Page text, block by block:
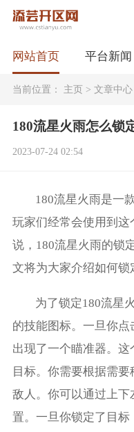
网站首页 平台新闻
当前位置： 主页> 文章中心
180流星火雨怎么锁
2023-07-24 02:54
180流星火雨是一
玩家们经常会使用到
说，180流星火雨的锁
文将为大家介绍如何锁
为了锁定180流星
的技能图标。一旦你
出现了一个瞄准器。
目标。你需要根据需
敌人。你可以通过上
置。一旦你锁定了目